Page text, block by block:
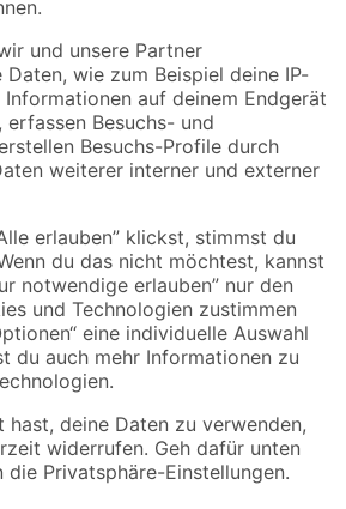
Versandarten
MwSt.. Die dargestellten Angebote sind unter
verfügbar. Die angegebenen Verfügbarkeiten beziehen